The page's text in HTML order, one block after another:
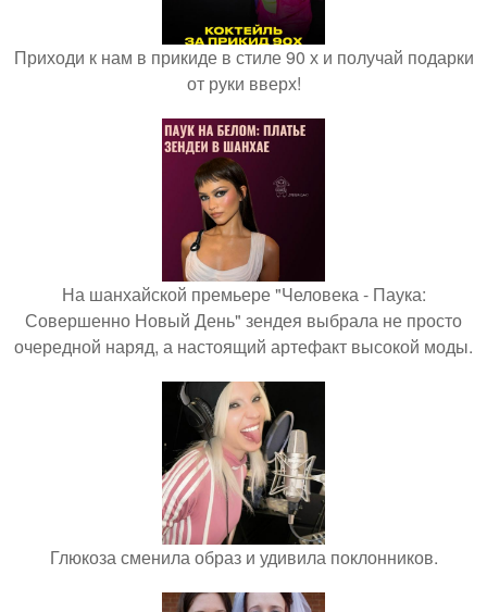
Приходи к нам в прикиде в стиле 90 х и получай подарки
от руки вверх!
На шанхайской премьере "Человека - Паука:
Совершенно Новый День" зендея выбрала не просто
очередной наряд, а настоящий артефакт высокой моды.
Глюкоза сменила образ и удивила поклонников.